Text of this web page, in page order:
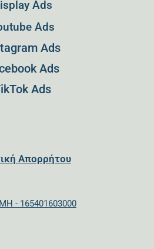
Ads
Ads
Ads
Ads
Ads
Απορρήτου
- 165401603000